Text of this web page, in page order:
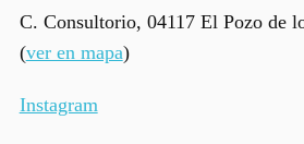
C. Consultorio, 04117 El Pozo de
(ver en mapa)
Instagram